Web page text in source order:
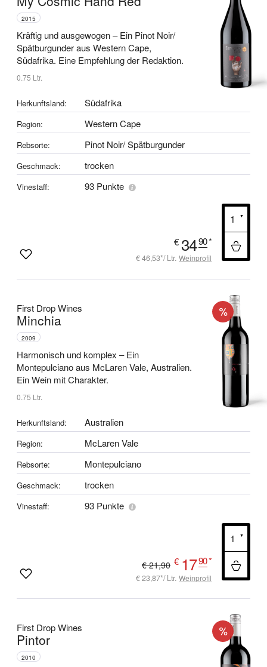
2015
Kräftig und ausgewogen –Ein Pinot Noir/
Spätburgunder aus Western Cape,
Südafrika. Eine Empfehlung der Redaktion.
0.75 Ltr.
Herkunftsland: Südafrika
Region: Western Cape
Rebsorte: Pinot Noir/ Spätburgunder
Geschmack: trocken
Vinestaff: 93 Punkte
€ 3490*
€ 46,53*/ Ltr. Weinprofil
First Drop Wines
Minchia
2009
Harmonisch und komplex –Ein
Montepulciano aus McLaren Vale, Australien.
Ein Wein mit Charakter.
0.75 Ltr.
Herkunftsland: Australien
Region: McLaren Vale
Rebsorte: Montepulciano
Geschmack: trocken
Vinestaff: 93 Punkte
€ 21,90 € 1790*
€ 23,87*/ Ltr. Weinprofil
First Drop Wines
Pintor
2010